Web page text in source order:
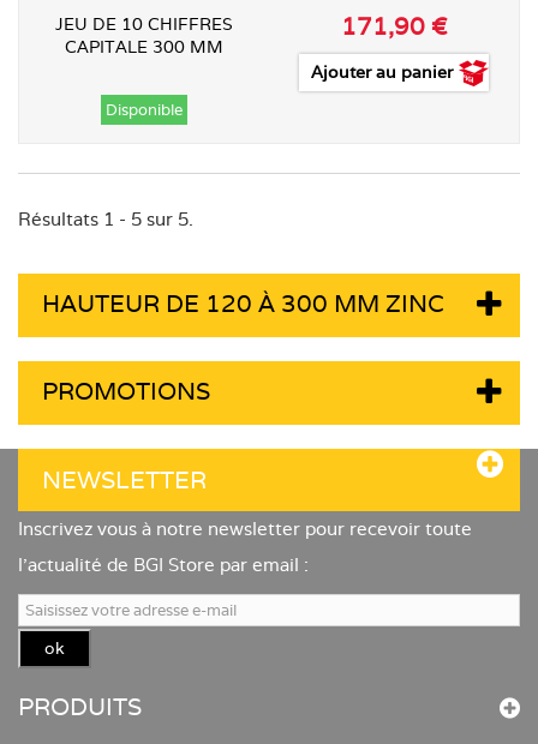
JEU DE 10 CHIFFRES
CAPITALE 300 MM
171,90 €
Ajouter au panier
Disponible
Résultats 1 - 5 sur 5.
HAUTEUR DE 120 À 300 MM ZINC
PROMOTIONS
NEWSLETTER
Inscrivez vous à notre newsletter pour recevoir toute
l'actualité de BGI Store par email :
ok
PRODUITS